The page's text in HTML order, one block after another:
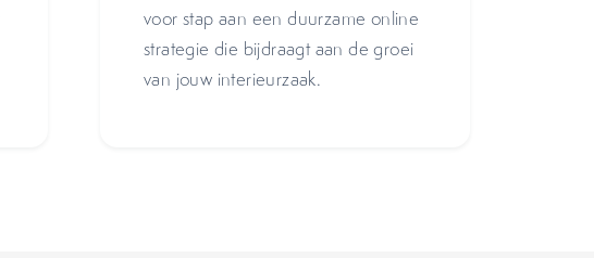
voor stap aan een duurzame online
strategie die bijdraagt aan de groei
van jouw interieurzaak.